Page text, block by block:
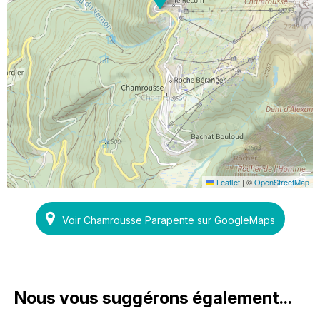
Leaflet | ©OpenStreetMap
Voir Chamrousse Parapente sur GoogleMaps
Nous vous suggérons également...